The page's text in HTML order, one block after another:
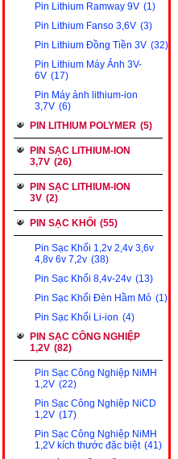
Pin Lithium Ramway 9V (1)
Pin Lithium Fanso 3,6V (3)
Pin Lithium Đồng Tiền 3V (32)
Pin Lithium Máy Ảnh 3V-
6V (17)
Pin Máy ảnh lithium-ion
3,7V (6)
PIN LITHIUM POLYMER (5)
PIN SẠC LITHIUM-ION
3,7V (26)
PIN SẠC LITHIUM-ION
3V (2)
PIN SẠC KHỐI (55)
Pin Sạc Khối 1,2v 2,4v 3,6v
4,8v 6v 7,2v (38)
Pin Sạc Khối 8,4v-24v (13)
Pin Sạc Khối Đèn Hầm Mỏ (1)
Pin Sạc Khối Li-ion (4)
PIN SẠC CÔNG NGHIỆP
1,2V (82)
Pin Sạc Công Nghiệp NiMH
1,2V (22)
Pin Sạc Công Nghiệp NiCD
1,2V (17)
Pin Sạc Công Nghiệp NiMH
1,2V kích thước đặc biệt (41)